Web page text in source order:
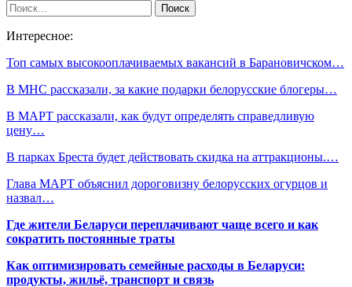
Интересное:
Топ самых высокооплачиваемых вакансий в Барановичском…
В МНС рассказали, за какие подарки белорусские блогеры…
В МАРТ рассказали, как будут определять справедливую
цену…
В парках Бреста будет действовать скидка на аттракционы.…
Глава МАРТ объяснил дороговизну белорусских огурцов и
назвал…
Где жители Беларуси переплачивают чаще всего и как
сократить постоянные траты
Как оптимизировать семейные расходы в Беларуси:
продукты, жильё, транспорт и связь